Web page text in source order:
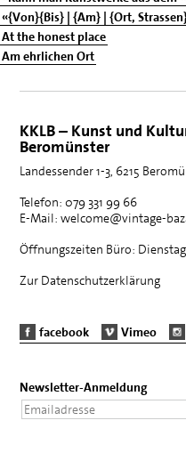
«{Von}{Bis} | {Am} | {Ort,
At the honest place
Am ehrlichen Ort
KKLB – Kunst und
Beromünster
Landessender 1-3, 6215
Telefon: 079 331 99 66
E-Mail: welcome@vintage-
Öffnungszeiten Büro:
Zur Datenschutzerklärung
facebook Vimeo
Newsletter-Anmeldung